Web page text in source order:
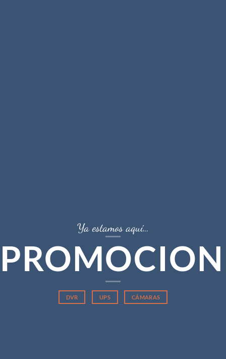
Ya estamos aquí…
DVR UPS CÁMARAS